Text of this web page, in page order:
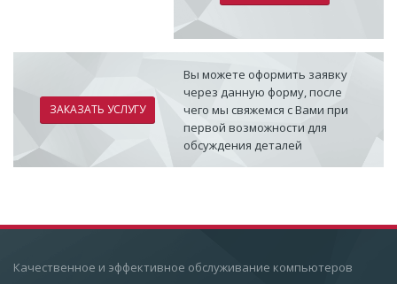
ЗАКАЗАТЬ УСЛУГУ
Вы можете оформить заявку
через данную форму, после
чего мы свяжемся с Вами при
первой возможности для
обсуждения деталей
Качественное и эффективное обслуживание компьютеров